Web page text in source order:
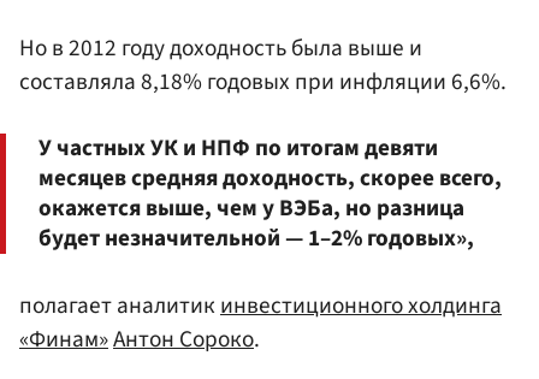
Но в 2012 году доходность была выше и
составляла 8,18% годовых при инфляции 6,6%.
У частных УК и НПФ по итогам девяти
месяцев средняя доходность, скорее всего,
окажется выше, чем у ВЭБа, но разница
будет незначительной — 1–2% годовых»,
полагает аналитикинвестиционного холдинга
«Финам»Антон Сороко.